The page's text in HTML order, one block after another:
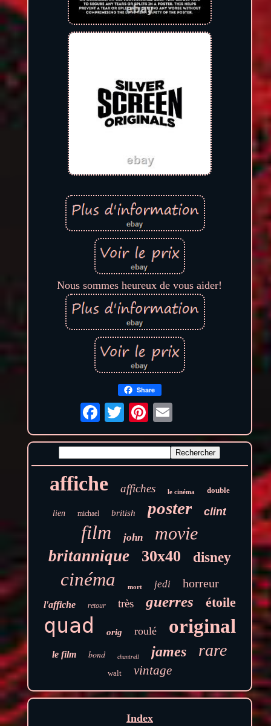
Nous sommes heureux de vous aider!
Share
affiche affiches le cinéma double
lien michael british poster clint
film john movie
britannique 30x40 disney
cinéma mort jedi horreur
l'affiche retour très guerres étoile
quad orig roulé original
le film bond chantrell james rare
walt vintage
Index